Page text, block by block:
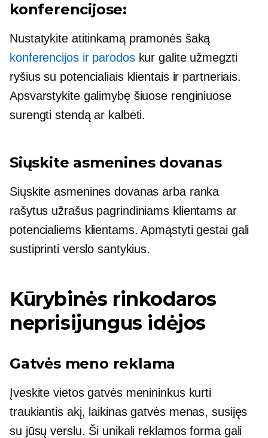
konferencijose:
Nustatykite atitinkamą pramonės šaką
konferencijos ir parodoskur galite užmegzti
ryšius su potencialiais klientais ir partneriais.
Apsvarstykite galimybę šiuose renginiuose
surengti stendą ar kalbėti.
Siųskite asmenines dovanas
Siųskite asmenines dovanas arba ranka
rašytus užrašus pagrindiniams klientams ar
potencialiems klientams. Apmąstyti gestai gali
sustiprinti verslo santykius.
Kūrybinės rinkodaros
neprisijungus idėjos
Gatvės meno reklama
Įveskite vietos gatvės menininkus kurti
traukiantis akį, laikinas gatvės menas, susijęs
su jūsų verslu. Ši unikali reklamos forma gali